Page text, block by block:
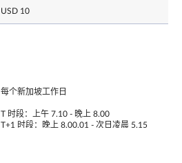
USD 10
每个新加坡工作日
T 时段：上午 7.10 - 晚上 8.00
T+1 时段：晚上 8.00.01 - 次日凌晨 5.15